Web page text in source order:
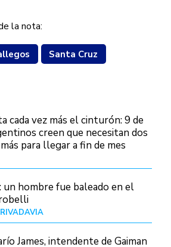
la nota:
Santa Cruz
cada vez más el cinturón: 9 de
creen que necesitan dos
para llegar a fin de mes
un hombre fue baleado en el
James, intendente de Gaiman